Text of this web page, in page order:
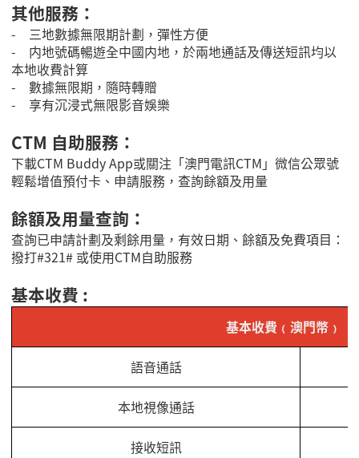
其他服務：
- 三地數據無限期計劃，彈性方便
- 内地號碼暢遊全中國内地，於兩地通話及傳送短訊均以
本地收費計算
- 數據無限期，隨時轉贈
- 享有沉浸式無限影音娛樂
CTM 自助服務：
下載CTM Buddy App或關注「澳門電訊CTM」微信公眾號
輕鬆增值預付卡、申請服務，查詢餘額及用量
餘額及用量查詢：
查詢已申請計劃及剩餘用量，有效日期、餘額及免費項目：
撥打#321# 或使用CTM自助服務
基本收費 :
基本收費﹙澳門幣﹚
語音通話
本地視像通話
接收短訊